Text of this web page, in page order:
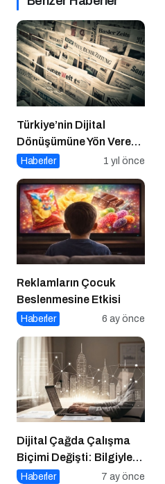
Türkiye’nin Dijital
Dönüşümüne Yön Veren
15 Platform
Haberler 1 yıl önce
Reklamların Çocuk
Beslenmesine Etkisi
Haberler 6 ay önce
Dijital Çağda Çalışma
Biçimi Değişti: Bilgiyle
Para Kazananların Yeni
Haberler 7 ay önce